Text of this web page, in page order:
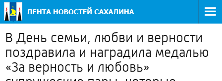
В День семьи, любви и верности
поздравила и наградила медалью
«За верность и любовь»